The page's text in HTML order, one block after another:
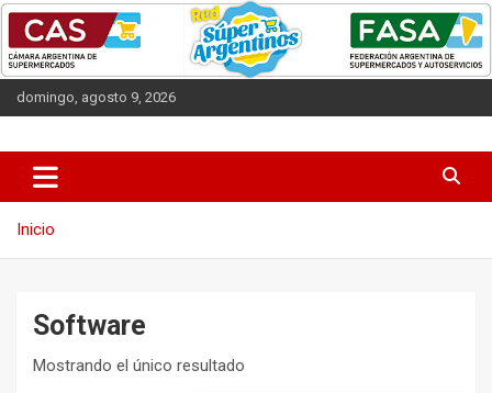
Saltar
contenido
domingo, agosto 9, 2026
CAS
Inicio
Software
Mostrando el único resultado